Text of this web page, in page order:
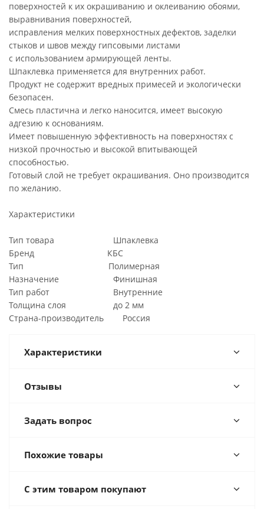
поверхностей к их окрашиванию и оклеиванию обоями,
выравнивания поверхностей,
исправления мелких поверхностных дефектов, заделки
стыков и швов между гипсовыми листами
с использованием армирующей ленты.
Шпаклевка применяется для внутренних работ.
Продукт не содержит вредных примесей и экологически
безопасен.
Смесь пластична и легко наносится, имеет высокую
адгезию к основаниям.
Имеет повышенную эффективность на поверхностях с
низкой прочностью и высокой впитывающей
способностью.
Готовый слой не требует окрашивания. Оно производится
по желанию.
Характеристики
Тип товара Шпаклевка
Бренд КБС
Тип Полимерная
Назначение Финишная
Тип работ Внутренние
Толщина слоя до 2 мм
Страна-производитель Россия
Характеристики
Отзывы
Задать вопрос
Похожие товары
С этим товаром покупают